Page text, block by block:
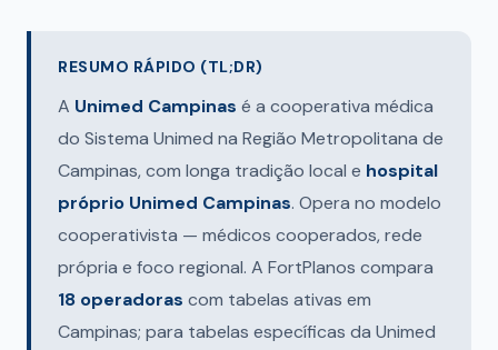
RESUMO RÁPIDO (TL;DR)
A Unimed Campinas é a cooperativa médica
do Sistema Unimed na Região Metropolitana de
Campinas, com longa tradição local e hospital
próprio Unimed Campinas. Opera no modelo
cooperativista — médicos cooperados, rede
própria e foco regional. A FortPlanos compara
18 operadoras com tabelas ativas em
Campinas; para tabelas específicas da Unimed